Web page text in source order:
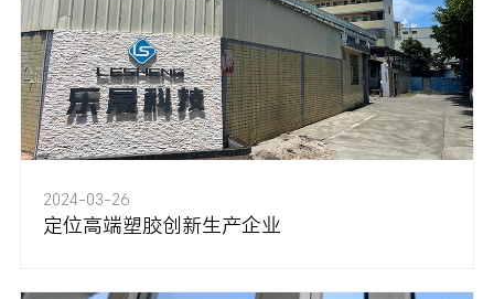
2024-03-26
定位高端塑胶创新生产企业